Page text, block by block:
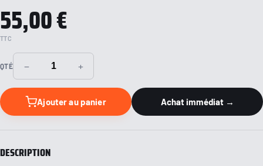
55,00 €
TTC
QTÉ − +
Ajouter au panier Achat immédiat →
DESCRIPTION